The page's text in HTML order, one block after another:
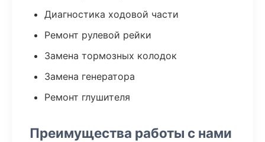
Диагностика ходовой части
Ремонт рулевой рейки
Замена тормозных колодок
Замена генератора
Ремонт глушителя
Преимущества работы с нами